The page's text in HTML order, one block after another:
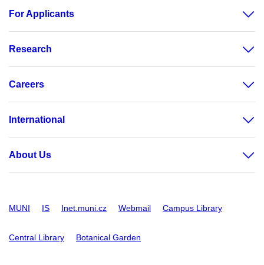
For Applicants
Research
Careers
International
About Us
MUNI IS Inet.muni.cz Webmail Campus Library
Central Library Botanical Garden